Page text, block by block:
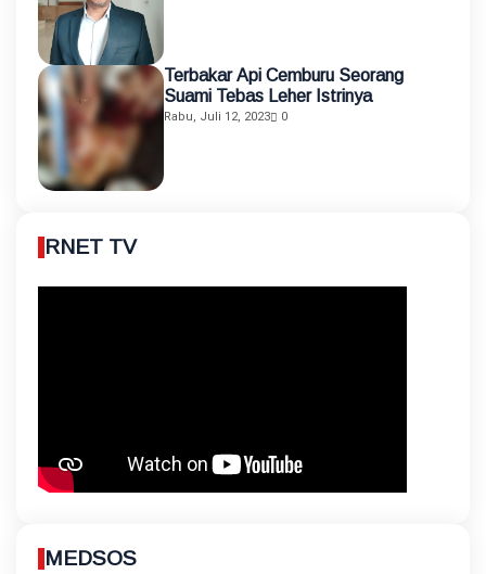
Terbakar Api Cemburu Seorang
Suami Tebas Leher Istrinya
Rabu, Juli 12, 2023 0
RNET TV
MEDSOS